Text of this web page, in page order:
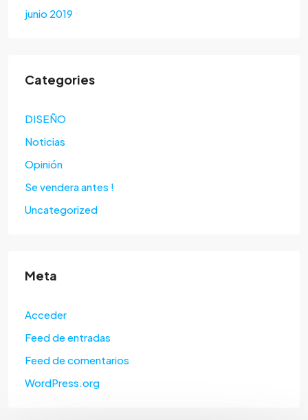
junio 2019
Categories
DISEÑO
Noticias
Opinión
Se vendera antes !
Uncategorized
Meta
Acceder
Feed de entradas
Feed de comentarios
WordPress.org